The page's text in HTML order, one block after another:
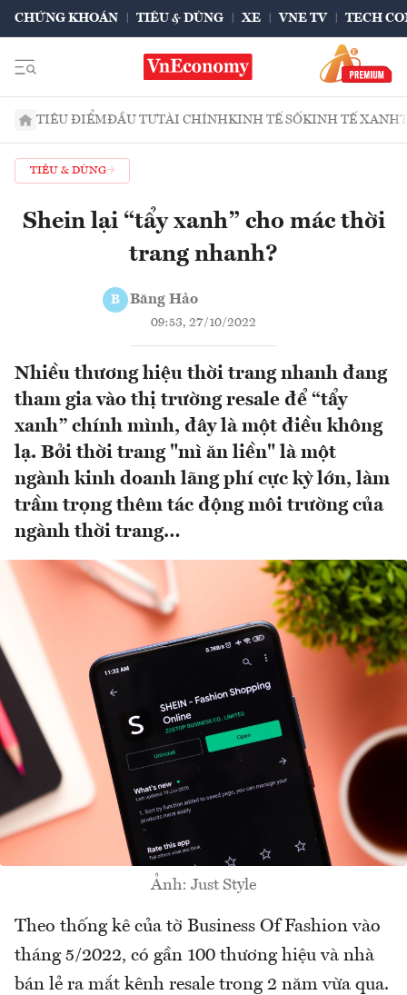
CHỨNG KHOÁN TIÊU & DÙNG XE VNE TV TECH
TIÊU ĐIỂMĐẦU TƯTÀI CHÍNHKINH TẾ SỐKINH TẾ XANH
TIÊU & DÙNG
Shein lại “tẩy xanh” cho mác thời
trang nhanh?
B Băng Hảo
09:53, 27/10/2022
Nhiều thương hiệu thời trang nhanh đang
tham gia vào thị trường resale để “tẩy
xanh” chính mình, đây là một điều không
lạ. Bởi thời trang "mì ăn liền" là một
ngành kinh doanh lãng phí cực kỳ lớn, làm
trầm trọng thêm tác động môi trường của
ngành thời trang…
Ảnh: Just Style
Theo thống kê của tờ Business Of Fashion vào
tháng 5/2022, có gần 100 thương hiệu và nhà
bán lẻ ra mắt kênh resale trong 2 năm vừa qua.